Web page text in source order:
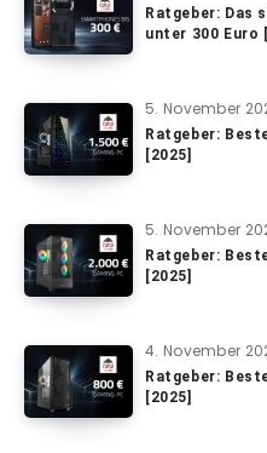
Ratgeber: Das
unter 300 Euro
5. November
Ratgeber:
[2025]
5. November
Ratgeber:
[2025]
4. November
Ratgeber:
[2025]